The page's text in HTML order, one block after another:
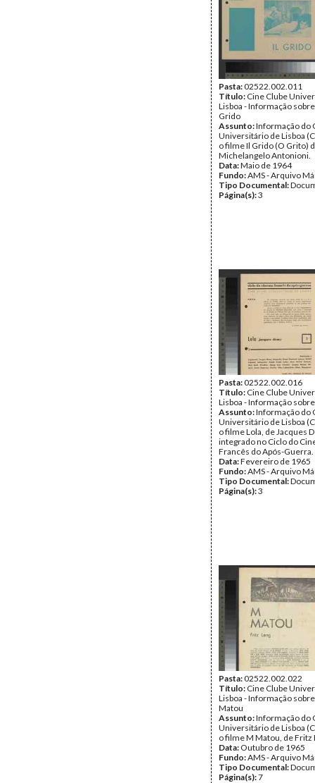
Pasta:02522.002.011
Título: Cine Clube
Lisboa - Informação
Grido
Assunto:Informação do
Universitário de Lisboa
o filme Il Grido (O Grito)
Michelangelo Antonioni.
Data:Maio de 1964
Fundo:AMS - Arquivo
Tipo Documental:
Página(s):3
Pasta:02522.002.016
Título: Cine Clube
Lisboa - Informação
Assunto:Informação do
Universitário de Lisboa
o filme Lola, de Jacques
integrado no Ciclo do
Francês do Após-Guerra.
Data:Fevereiro de 1965
Fundo:AMS - Arquivo
Tipo Documental:
Página(s):3
Pasta:02522.002.022
Título: Cine Clube
Lisboa - Informação
Matou
Assunto:Informação do
Universitário de Lisboa
o filme M Matou, de Fritz
Data: Outubro de 1965
Fundo:AMS - Arquivo
Tipo Documental:
Página(s):7